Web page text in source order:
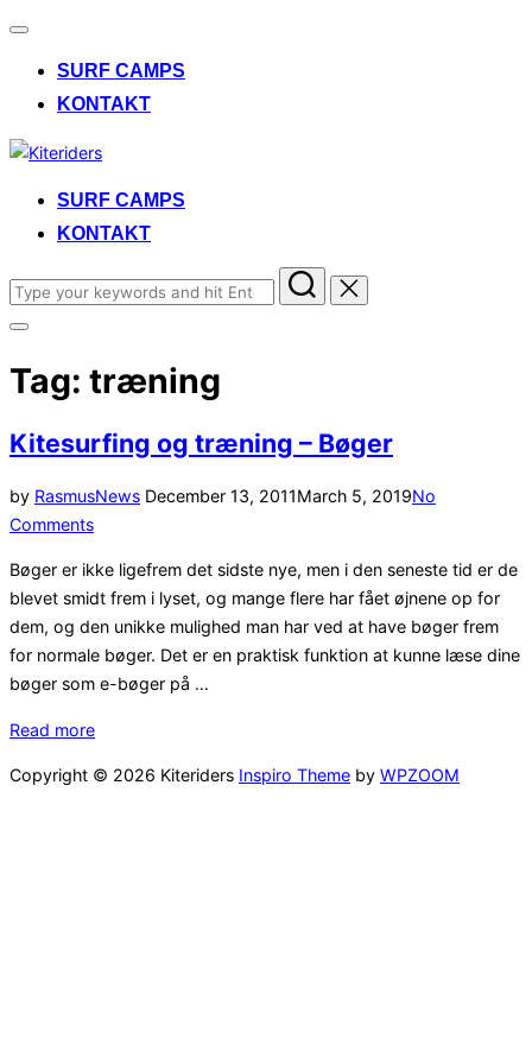
Toggle
SURF CAMPS
KONTAKT
Skip
contentSURF CAMPS
KONTAKT
Search
for:
Toggle
&
navigation
Tag: træning
Kitesurfing og træning – Bøger
by RasmusNewsPosted
December 13, 2011March 5, 2019No
Comments
Bøger er ikke ligefrem det sidste nye, men i den seneste tid er de
blevet smidt frem i lyset, og mange flere har fået øjnene op for
dem, og den unikke mulighed man har ved at have bøger frem
for normale bøger. Det er en praktisk funktion at kunne læse dine
bøger som e-bøger på …
Read more“Kitesurfing
træning
Copyright © 2026 Kiteriders Inspiro Theme by WPZOOM